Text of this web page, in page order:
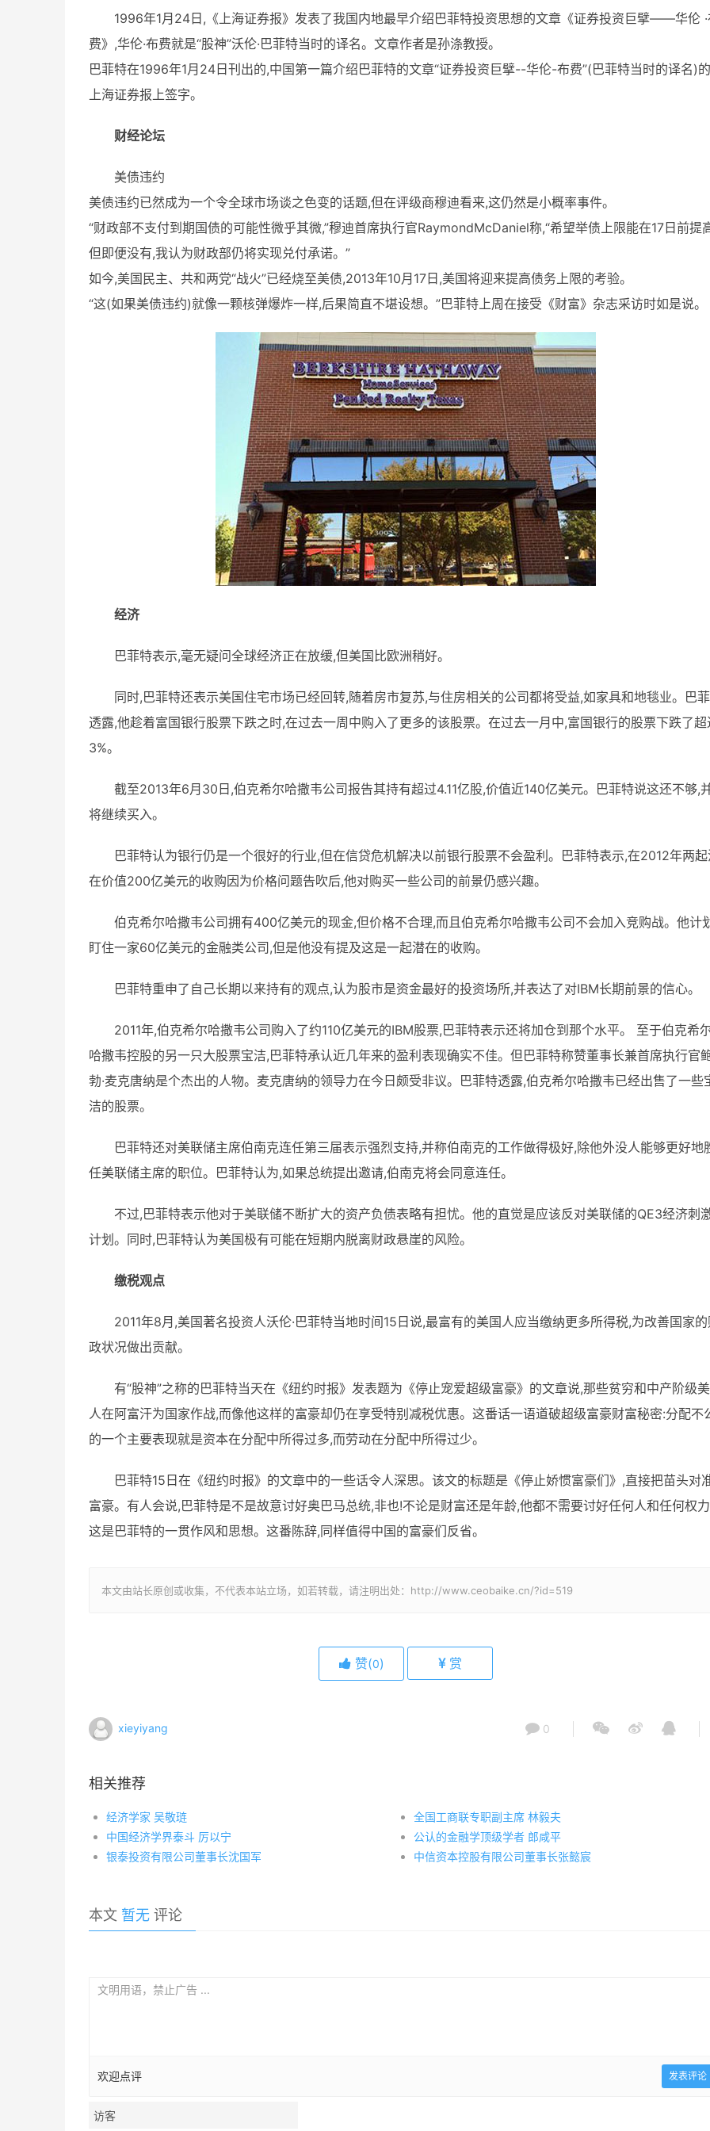
1996年1月24日,《上海证券报》发表了我国内地最早介绍巴菲特投资思想的文章《证券投资巨擘——华伦
费》,华伦·布费就是“股神”沃伦·巴菲特当时的译名。文章作者是孙涤教授。
巴菲特在1996年1月24日刊出的,中国第一篇介绍巴菲特的文章“证券投资巨擘--华伦-布费”(巴菲特当时的译名)的
上海证券报上签字。
财经论坛
美债违约
美债违约已然成为一个令全球市场谈之色变的话题,但在评级商穆迪看来,这仍然是小概率事件。
“财政部不支付到期国债的可能性微乎其微,”穆迪首席执行官RaymondMcDaniel称,“希望举债上限能在17日前提
但即便没有,我认为财政部仍将实现兑付承诺。”
如今,美国民主、共和两党“战火”已经烧至美债,2013年10月17日,美国将迎来提高债务上限的考验。
“这(如果美债违约)就像一颗核弹爆炸一样,后果简直不堪设想。”巴菲特上周在接受《财富》杂志采访时如是说。
经济
巴菲特表示,毫无疑问全球经济正在放缓,但美国比欧洲稍好。
同时,巴菲特还表示美国住宅市场已经回转,随着房市复苏,与住房相关的公司都将受益,如家具和地毯业。巴
透露,他趁着富国银行股票下跌之时,在过去一周中购入了更多的该股票。在过去一月中,富国银行的股票下跌了超
3%。
截至2013年6月30日,伯克希尔哈撒韦公司报告其持有超过4.11亿股,价值近140亿美元。巴菲特说这还不够,
将继续买入。
巴菲特认为银行仍是一个很好的行业,但在信贷危机解决以前银行股票不会盈利。巴菲特表示,在2012年两
在价值200亿美元的收购因为价格问题告吹后,他对购买一些公司的前景仍感兴趣。
伯克希尔哈撒韦公司拥有400亿美元的现金,但价格不合理,而且伯克希尔哈撒韦公司不会加入竞购战。他计
盯住一家60亿美元的金融类公司,但是他没有提及这是一起潜在的收购。
巴菲特重申了自己长期以来持有的观点,认为股市是资金最好的投资场所,并表达了对IBM长期前景的信心。
2011年,伯克希尔哈撒韦公司购入了约110亿美元的IBM股票,巴菲特表示还将加仓到那个水平。 至于伯克希
哈撒韦控股的另一只大股票宝洁,巴菲特承认近几年来的盈利表现确实不佳。但巴菲特称赞董事长兼首席执行官
勃·麦克唐纳是个杰出的人物。麦克唐纳的领导力在今日颇受非议。巴菲特透露,伯克希尔哈撒韦已经出售了一些
洁的股票。
巴菲特还对美联储主席伯南克连任第三届表示强烈支持,并称伯南克的工作做得极好,除他外没人能够更好地
任美联储主席的职位。巴菲特认为,如果总统提出邀请,伯南克将会同意连任。
不过,巴菲特表示他对于美联储不断扩大的资产负债表略有担忧。他的直觉是应该反对美联储的QE3经济刺
计划。同时,巴菲特认为美国极有可能在短期内脱离财政悬崖的风险。
缴税观点
2011年8月,美国著名投资人沃伦·巴菲特当地时间15日说,最富有的美国人应当缴纳更多所得税,为改善国家
政状况做出贡献。
有“股神”之称的巴菲特当天在《纽约时报》发表题为《停止宠爱超级富豪》的文章说,那些贫穷和中产阶级
人在阿富汗为国家作战,而像他这样的富豪却仍在享受特别减税优惠。这番话一语道破超级富豪财富秘密:分配不
的一个主要表现就是资本在分配中所得过多,而劳动在分配中所得过少。
巴菲特15日在《纽约时报》的文章中的一些话令人深思。该文的标题是《停止娇惯富豪们》,直接把苗头对
富豪。有人会说,巴菲特是不是故意讨好奥巴马总统,非也!不论是财富还是年龄,他都不需要讨好任何人和任何权
这是巴菲特的一贯作风和思想。这番陈辞,同样值得中国的富豪们反省。
本文由站长原创或收集，不代表本站立场，如若转载，请注明出处：http://www.ceobaike.cn/?id=519
赞(0) 赏
xieyiyang 0
相关推荐
经济学家 吴敬琏
全国工商联专职副主席 林毅夫
中国经济学界泰斗 厉以宁
公认的金融学顶级学者 郎咸平
银泰投资有限公司董事长沈国军
中信资本控股有限公司董事长张懿宸
本文 暂无 评论
欢迎点评